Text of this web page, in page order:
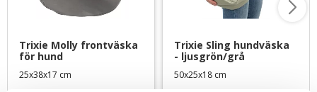
Trixie Molly frontväska
för hund
25x38x17 cm
Trixie Sling hundväska
- ljusgrön/grå
50x25x18 cm